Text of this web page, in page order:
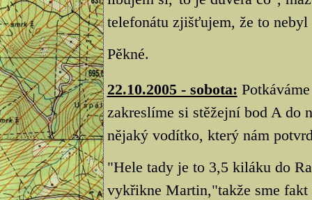
telefonátu zjišťujem, že to nebyl
Pěkné.
22.10.2005 - sobota:
zakreslíme si stěžejní bod A do
nějaký vodítko, který nám
"Hele tady je to 3,5 kiláku do
vykřikne Martin,"takže sme